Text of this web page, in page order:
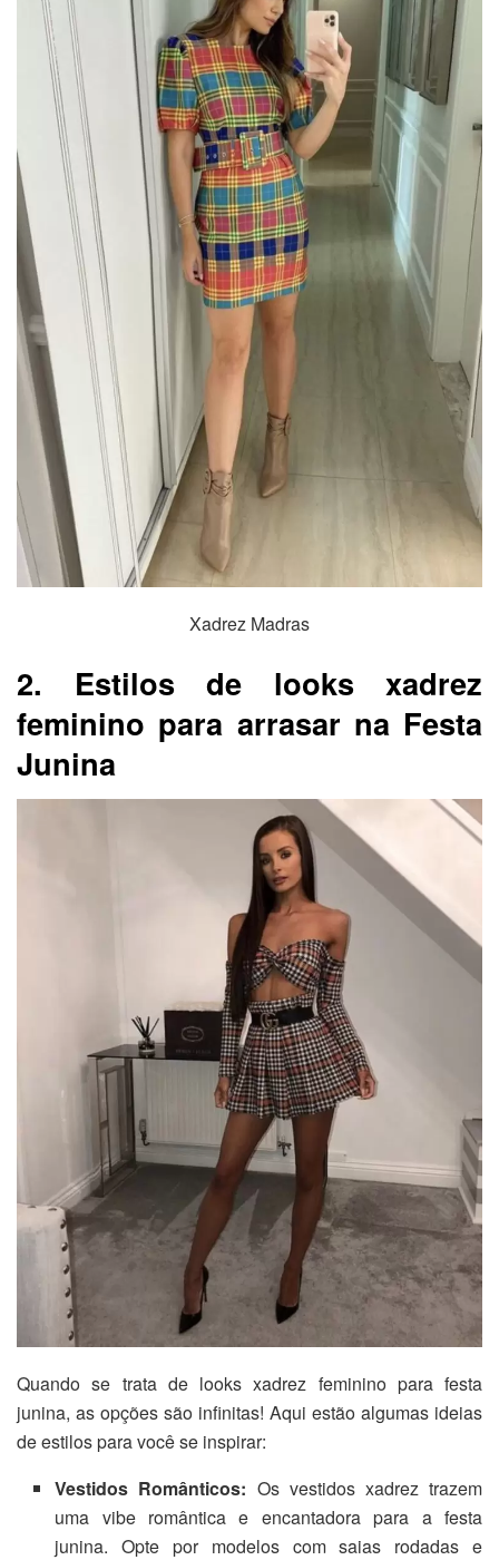
Xadrez Madras
2. Estilos de looks xadrez
feminino para arrasar na Festa
Junina
Quando se trata de looks xadrez feminino para festa
junina, as opções são infinitas! Aqui estão algumas ideias
de estilos para você se inspirar:
Vestidos Românticos: Os vestidos xadrez trazem
uma vibe romântica e encantadora para a festa
junina. Opte por modelos com saias rodadas e